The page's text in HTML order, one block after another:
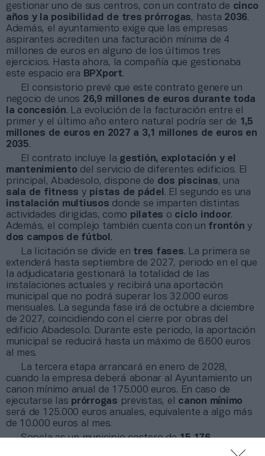
gestionar uno de sus centros, con un contrato de cinco
años y la posibilidad de tres prórrogas, hasta 2036.
Además, el ayuntamiento exige que las empresas
aspirantes acrediten una facturación mínima de 4
millones de euros en alguno de los últimos tres
ejercicios. Hasta ahora, la compañía que gestionaba
este espacio era BPXport.
El consistorio prevé que este contrato genere un
negocio de unos 26,9 millones de euros durante toda
la concesión. La evolución de la facturación entre el
primer y el último año entero natural podría ser de 1,5
millones de euros en 2027 a 3,1 millones de euros en
2035.
El contrato incluye la gestión, explotación y el
mantenimiento del servicio de diferentes edificios. El
principal, Abadesolo, dispone de dos piscinas, una
sala de fitness y pistas de pádel . El segundo es una
instalación multiusos donde se imparten distintas
actividades dirigidas, como pilates o ciclo indoor.
Además, el complejo también cuenta con un frontóny
dos campos de fútbol .
La licitación se divide en tres fases. La primera se
extenderá hasta septiembre de 2027, periodo en el que
la adjudicataria gestionará la totalidad de las
instalaciones actuales y recibirá una aportación
municipal que no podrá superar los 32.000 euros
mensuales. La segunda fase irá de octubre a diciembre
de 2027, coincidiendo con el cierre por obras del
edificio Abadesolo. Durante este periodo, la aportación
municipal se reducirá hasta un máximo de 6.600 euros
al mes.
La tercera etapa arrancará en enero de 2028,
cuando la empresa deberá abonar al Ayuntamiento un
canon mínimo anual de 175.000 euros. En caso de
ejecutarse las prórrogas previstas, el canon mínimo
será de 125.000 euros anuales, equivalente a algo más
de 10.000 euros al mes.
Sopela es un municipio costero de15.176
y tiene una previsión de crecimiento de